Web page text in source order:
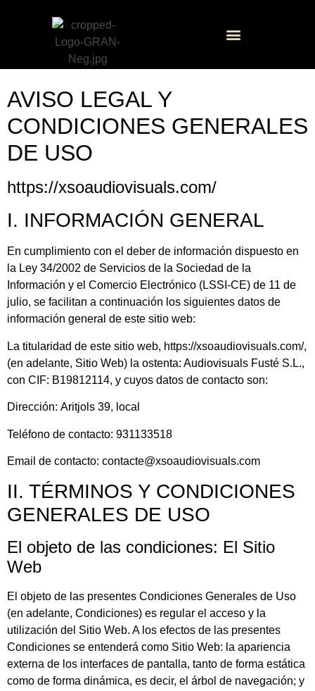
AVISO LEGAL Y
CONDICIONES GENERALES
DE USO
https://xsoaudiovisuals.com/
I. INFORMACIÓN GENERAL
En cumplimiento con el deber de información dispuesto en
la Ley 34/2002 de Servicios de la Sociedad de la
Información y el Comercio Electrónico (LSSI-CE) de 11 de
julio, se facilitan a continuación los siguientes datos de
información general de este sitio web:
La titularidad de este sitio web, https://xsoaudiovisuals.com/,
(en adelante, Sitio Web) la ostenta: Audiovisuals Fusté S.L.,
con CIF: B19812114, y cuyos datos de contacto son:
Dirección: Aritjols 39, local
Teléfono de contacto: 931133518
Email de contacto: contacte@xsoaudiovisuals.com
II. TÉRMINOS Y CONDICIONES
GENERALES DE USO
El objeto de las condiciones: El Sitio
Web
El objeto de las presentes Condiciones Generales de Uso
(en adelante, Condiciones) es regular el acceso y la
utilización del Sitio Web. A los efectos de las presentes
Condiciones se entenderá como Sitio Web: la apariencia
externa de los interfaces de pantalla, tanto de forma estática
como de forma dinámica, es decir, el árbol de navegación; y